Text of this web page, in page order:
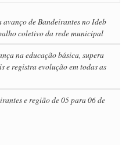
de Bandeirantes no Ideb
coletivo da rede municipal
na educação básica, supera
e registra evolução em todas as
e região de 05 para 06 de